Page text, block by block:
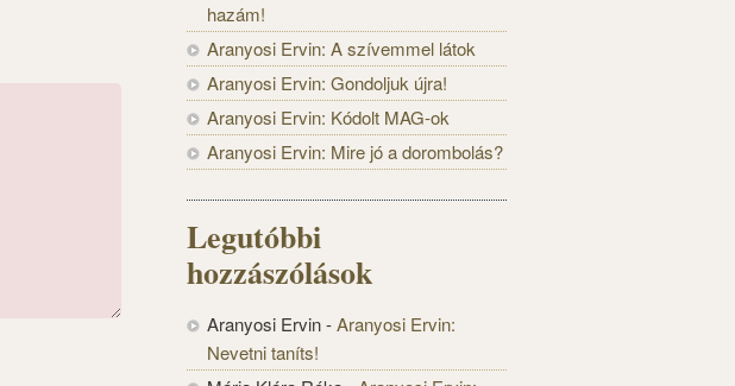
hazám!
Aranyosi Ervin: A szívemmel látok
Aranyosi Ervin: Gondoljuk újra!
Aranyosi Ervin: Kódolt MAG-ok
Aranyosi Ervin: Mire jó a dorombolás?
Legutóbbi
hozzászólások
Aranyosi Ervin-Aranyosi Ervin:
Nevetni taníts!